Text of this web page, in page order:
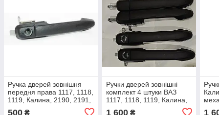
Ручка дверей зовнішня
передня права 1117, 1118,
1119, Калина, 2190, 2191,
500 ₴
Ручки дверей зовнішні
комплект 4 штуки ВАЗ
1117, 1118, 1119, Калина,
1 600₴ 1